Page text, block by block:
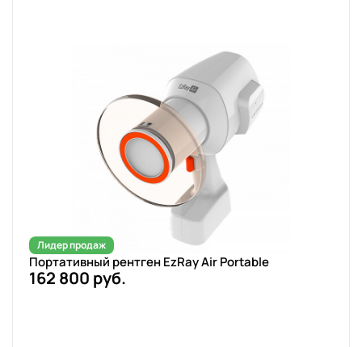
Лидер продаж
Портативный рентген EzRay Air Portable
162 800 руб.